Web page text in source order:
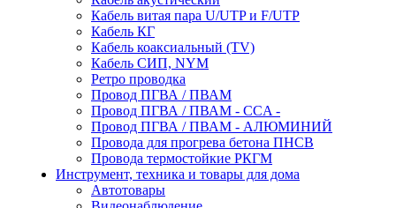
Кабель витая пара U/UTP и F/UTP
Кабель КГ
Кабель коаксиальный (TV)
Кабель СИП, NYM
Ретро проводка
Провод ПГВА / ПВАМ
Провод ПГВА / ПВАМ - CCA -
Провод ПГВА / ПВАМ - АЛЮМИНИЙ
Провода для прогрева бетона ПНСВ
Провода термостойкие РКГМ
Инструмент, техника и товары для дома
Автотовары